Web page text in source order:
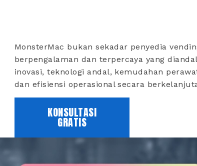
MonsterMac bukan sekadar penyedia
berpengalaman dan terpercaya yang
inovasi, teknologi andal, kemudahan
dan efisiensi operasional secara
KONSULTASI
GRATIS